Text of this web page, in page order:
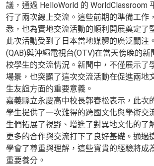
議，通過 HelloWorld 的 WorldClassroom
行了兩次線上交流。這些前期的準備工作
悉，也為實地交流活動的順利開展奠定了
此次活動受到了日本當地媒體的廣泛關注
(QAB)與沖繩電視台(OTV)在當天傍晚的新
校學生的交流情況。新聞中，不僅展示了
場景，也突顯了這次交流活動在促進兩地
生友誼方面的重要意義。
嘉義縣立永慶高中校長郭春松表示，此次
學生提供了一次難得的跨國文化與學術交
生們拓展了視野、增進了對異地文化的了
更多的合作與交流打下了良好基礎。通過
學會了尊重與理解，這些寶貴的經驗將成
重要養分。